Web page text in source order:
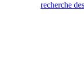
recherche